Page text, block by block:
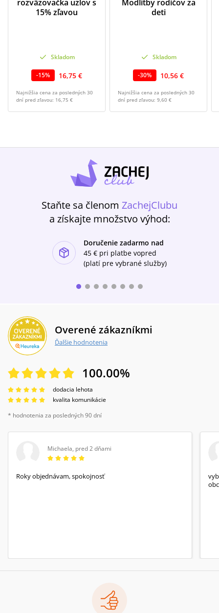
rozväzovačka uzlov s
15% zľavou
Skladom
-15% 16,75 €
Najnižšia cena za posledných 30
dní pred zľavou: 16,75 €
Modlitby rodičov za
deti
Skladom
-30% 10,56 €
Najnižšia cena za posledných 30
dní pred zľavou: 9,60 €
Staňte sa členom ZachejClubu
a získajte množstvo výhod:
Doručenie zadarmo nad
45 € pri platbe vopred
(platí pre vybrané služby)
Overené zákazníkmi
Ďalšie hodnotenia
100.00%
dodacia lehota
kvalita komunikácie
* hodnotenia za posledných 90 dní
Michaela, pred 2 dňami
Roky objednávam, spokojnosť